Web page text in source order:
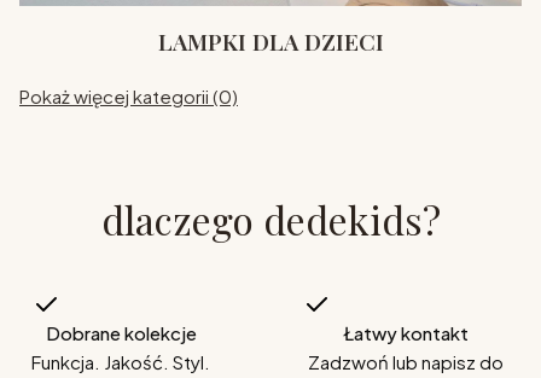
LAMPKI DLA DZIECI
Pokaż więcej kategorii (0)
dlaczego dedekids?
Dobrane kolekcje
Funkcja. Jakość. Styl.
Łatwy kontakt
Zadzwoń lub napisz do